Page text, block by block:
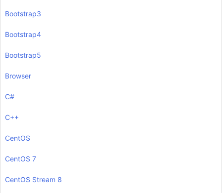
Bootstrap3
Bootstrap4
Bootstrap5
Browser
C#
C++
CentOS
CentOS 7
CentOS Stream 8